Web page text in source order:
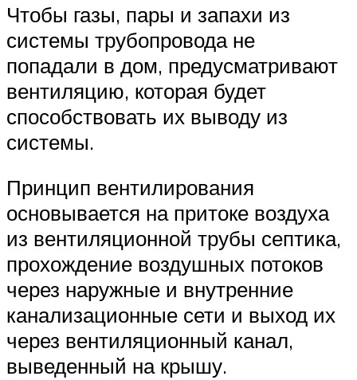
Чтобы газы, пары и запахи из
системы трубопровода не
попадали в дом, предусматривают
вентиляцию, которая будет
способствовать их выводу из
системы.
Принцип вентилирования
основывается на притоке воздуха
из вентиляционной трубы септика,
прохождение воздушных потоков
через наружные и внутренние
канализационные сети и выход их
через вентиляционный канал,
выведенный на крышу.